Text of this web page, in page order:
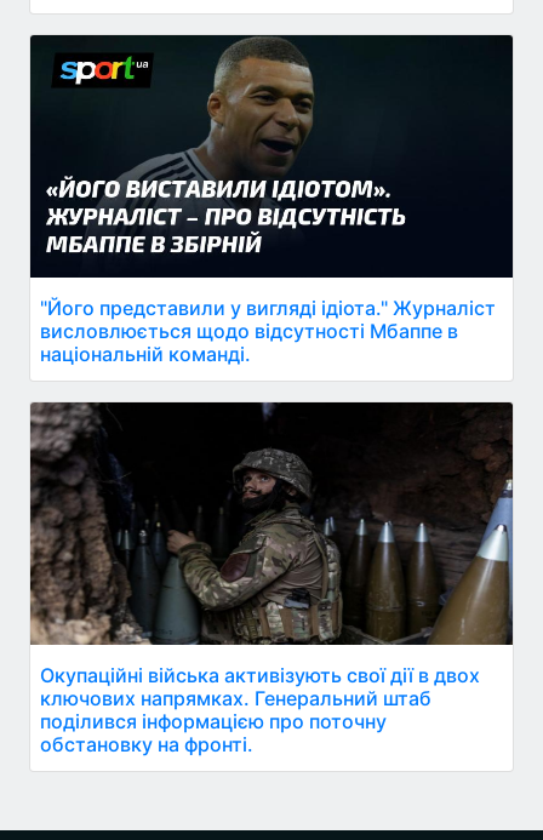
"Його представили у вигляді ідіота." Журналіст
висловлюється щодо відсутності Мбаппе в
національній команді.
Окупаційні війська активізують свої дії в двох
ключових напрямках. Генеральний штаб
поділився інформацією про поточну
обстановку на фронті.